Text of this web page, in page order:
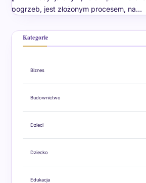
pogrzeb, jest złożonym procesem, na…
Kategorie
Biznes
Budownictwo
Dzieci
Dziecko
Edukacja